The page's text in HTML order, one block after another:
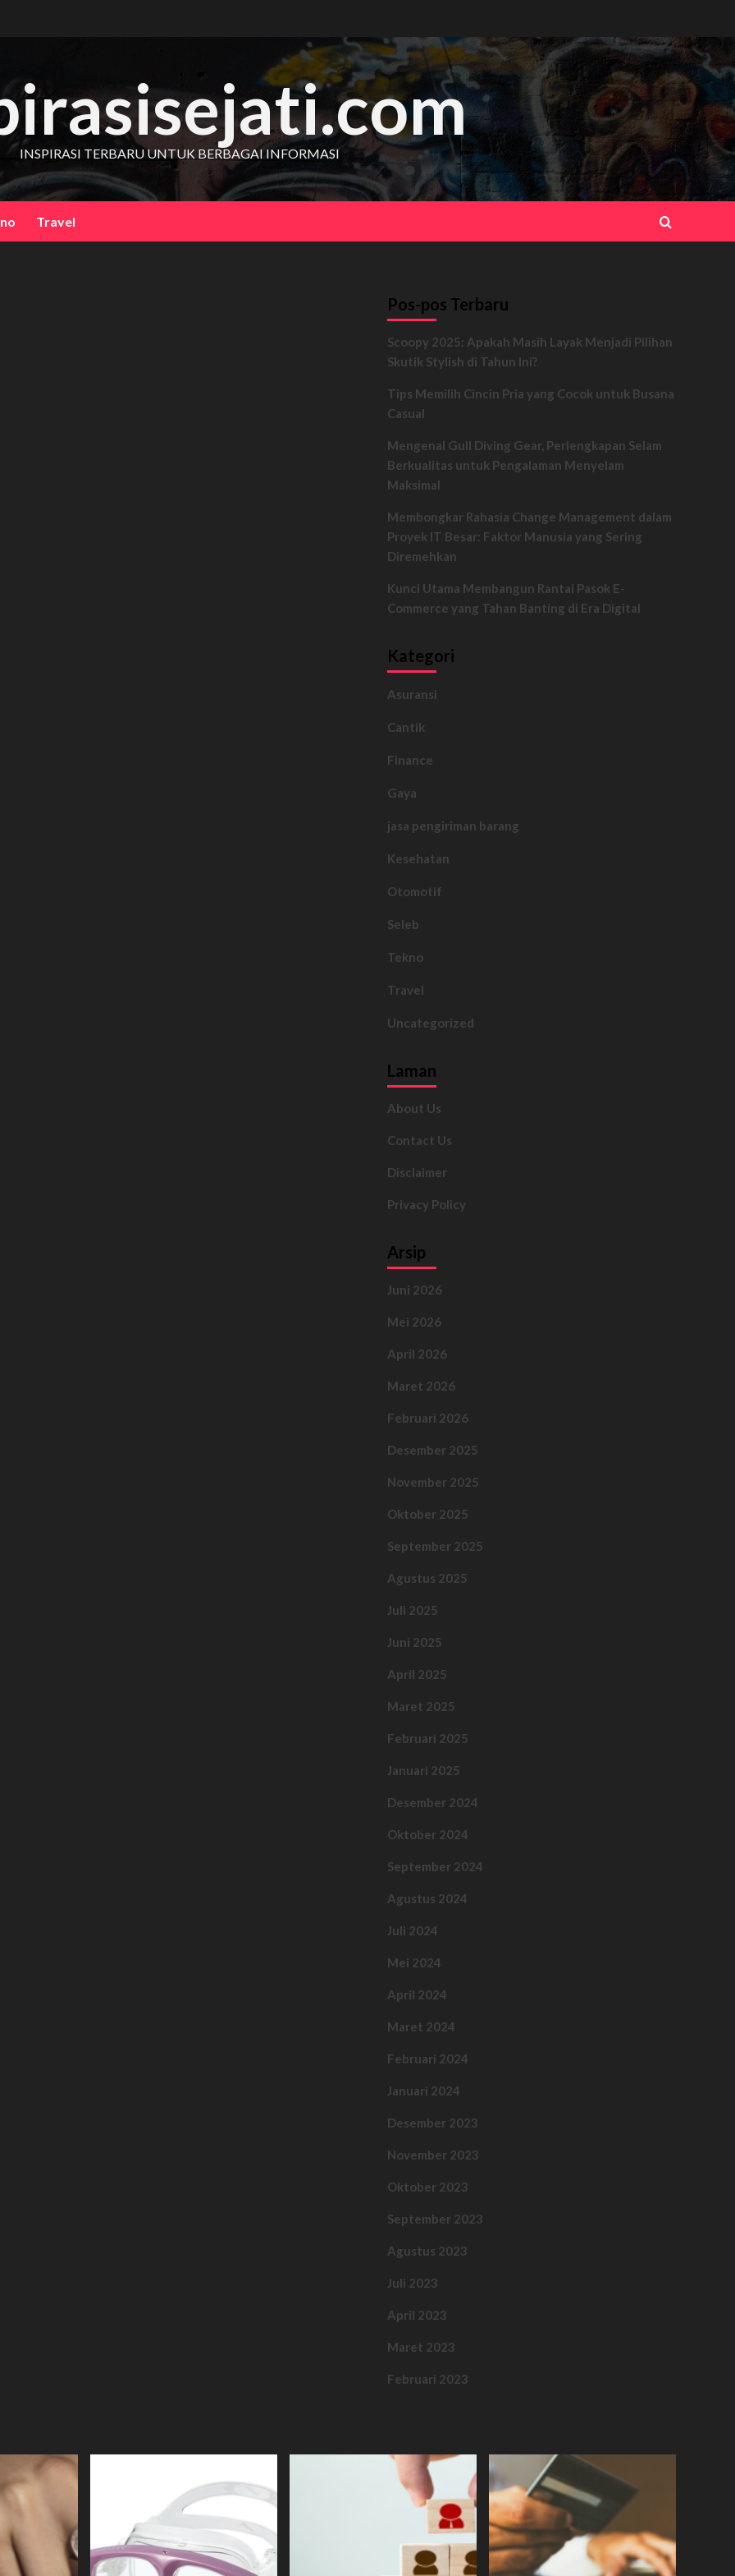
INSPIRASI TERBARU UNTUK BERBAGAI INFORMASI
Travel
Pos-pos Terbaru
Scoopy 2025: Apakah Masih Layak Menjadi Pilihan
Skutik Stylish di Tahun Ini?
Tips Memilih Cincin Pria yang Cocok untuk Busana
Casual
Mengenal Gull Diving Gear, Perlengkapan Selam
Berkualitas untuk Pengalaman Menyelam
Maksimal
Membongkar Rahasia Change Management dalam
Proyek IT Besar: Faktor Manusia yang Sering
Diremehkan
Kunci Utama Membangun Rantai Pasok E-
Commerce yang Tahan Banting di Era Digital
Kategori
Asuransi
Cantik
Finance
Gaya
jasa pengiriman barang
Kesehatan
Otomotif
Seleb
Tekno
Travel
Uncategorized
Laman
About Us
Contact Us
Disclaimer
Privacy Policy
Arsip
Juni 2026
Mei 2026
April 2026
Maret 2026
Februari 2026
Desember 2025
November 2025
Oktober 2025
September 2025
Agustus 2025
Juli 2025
Juni 2025
April 2025
Maret 2025
Februari 2025
Januari 2025
Desember 2024
Oktober 2024
September 2024
Agustus 2024
Juli 2024
Mei 2024
April 2024
Maret 2024
Februari 2024
Januari 2024
Desember 2023
November 2023
Oktober 2023
September 2023
Agustus 2023
Juli 2023
April 2023
Maret 2023
Februari 2023